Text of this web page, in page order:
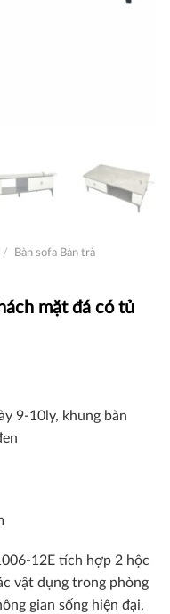
/ Bàn sofa Bàn trà
mặt đá có tủ
9-10ly, khung bàn
12E tích hợp 2 hộc
vật dụng trong phòng
gian sống hiện đại,